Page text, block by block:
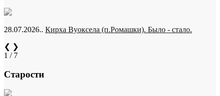
28.07.2026.. Кирха Вуоксела (п.Ромашки). Было - стало.
❮ ❯
1 / 7
Старости